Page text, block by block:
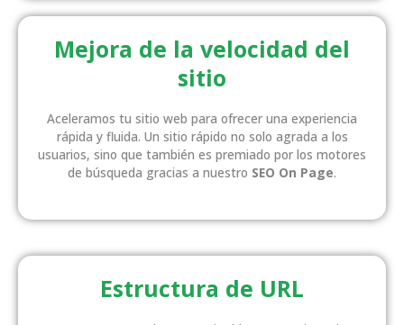
Mejora de la velocidad del
sitio
Aceleramos tu sitio web para ofrecer una experiencia
rápida y fluida. Un sitio rápido no solo agrada a los
usuarios, sino que también es premiado por los motores
de búsqueda gracias a nuestro SEO On Page.
Estructura de URL